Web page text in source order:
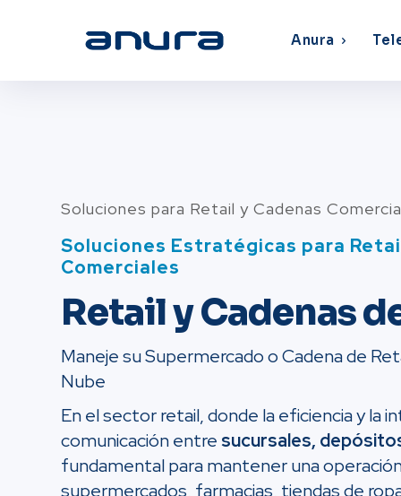
Anura
Soluciones para Retail y Cadenas
Soluciones Estratégicas para
Comerciales
Retail y Cadenas
Maneje su Supermercado o Cadena de
Nube
En el sector retail, donde la eficiencia y la
comunicación entre sucursales,
fundamental para mantener una
supermercados, farmacias, tiendas de